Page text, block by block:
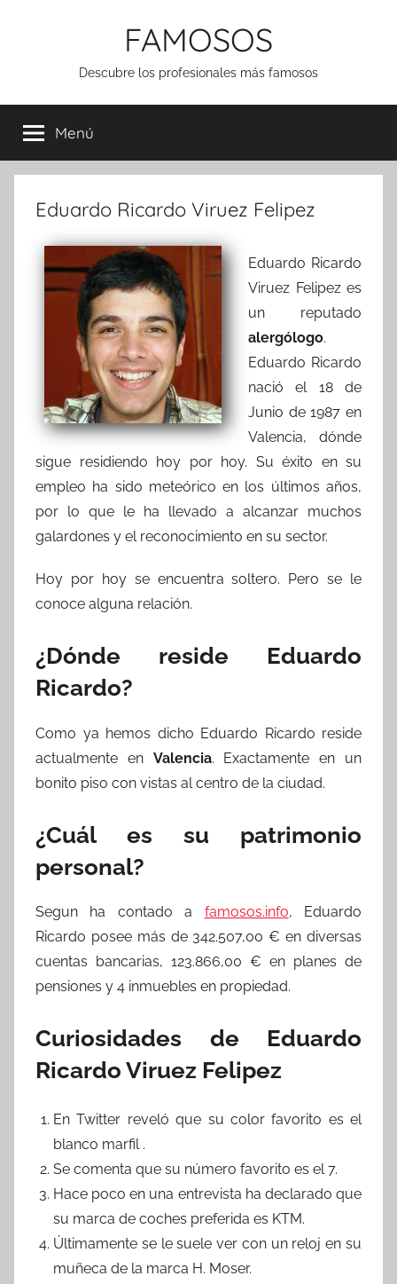
FAMOSOS
Descubre los profesionales más famosos
Menú
Eduardo Ricardo Viruez Felipez
Eduardo Ricardo
Viruez Felipez es
un reputado
alergólogo.
Eduardo Ricardo
nació el 18 de
Junio de 1987 en
Valencia, dónde
sigue residiendo hoy por hoy. Su éxito en su
empleo ha sido meteórico en los últimos años,
por lo que le ha llevado a alcanzar muchos
galardones y el reconocimiento en su sector.
Hoy por hoy se encuentra soltero. Pero se le
conoce alguna relación.
¿Dónde reside Eduardo
Ricardo?
Como ya hemos dicho Eduardo Ricardo reside
actualmente en Valencia. Exactamente en un
bonito piso con vistas al centro de la ciudad.
¿Cuál es su patrimonio
personal?
Segun ha contado a famosos.info, Eduardo
Ricardo posee más de 342.507,00 € en diversas
cuentas bancarias, 123.866,00 € en planes de
pensiones y 4 inmuebles en propiedad.
Curiosidades de Eduardo
Ricardo Viruez Felipez
En Twitter reveló que su color favorito es el
blanco marfil .
Se comenta que su número favorito es el 7.
Hace poco en una entrevista ha declarado que
su marca de coches preferida es KTM.
Últimamente se le suele ver con un reloj en su
muñeca de la marca H. Moser.